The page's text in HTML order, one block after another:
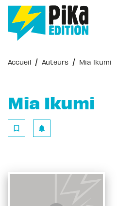
MENU RECHERCHE
PIED DE PAGE
Accueil / Auteurs / Mia Ikumi
Mia Ikumi
bookmark_border notifications